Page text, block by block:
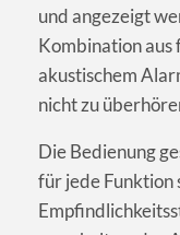
und angezeigt
Kombination aus
akustischem
nicht zu
Die Bedienung
für jede Funktion